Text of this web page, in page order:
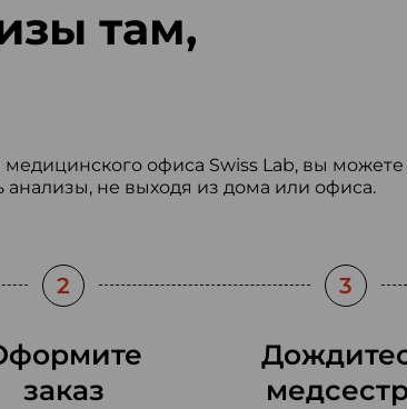
там,
офиса Swiss Lab, вы можете
анализы, не выходя из дома или офиса.
2
заказ
3